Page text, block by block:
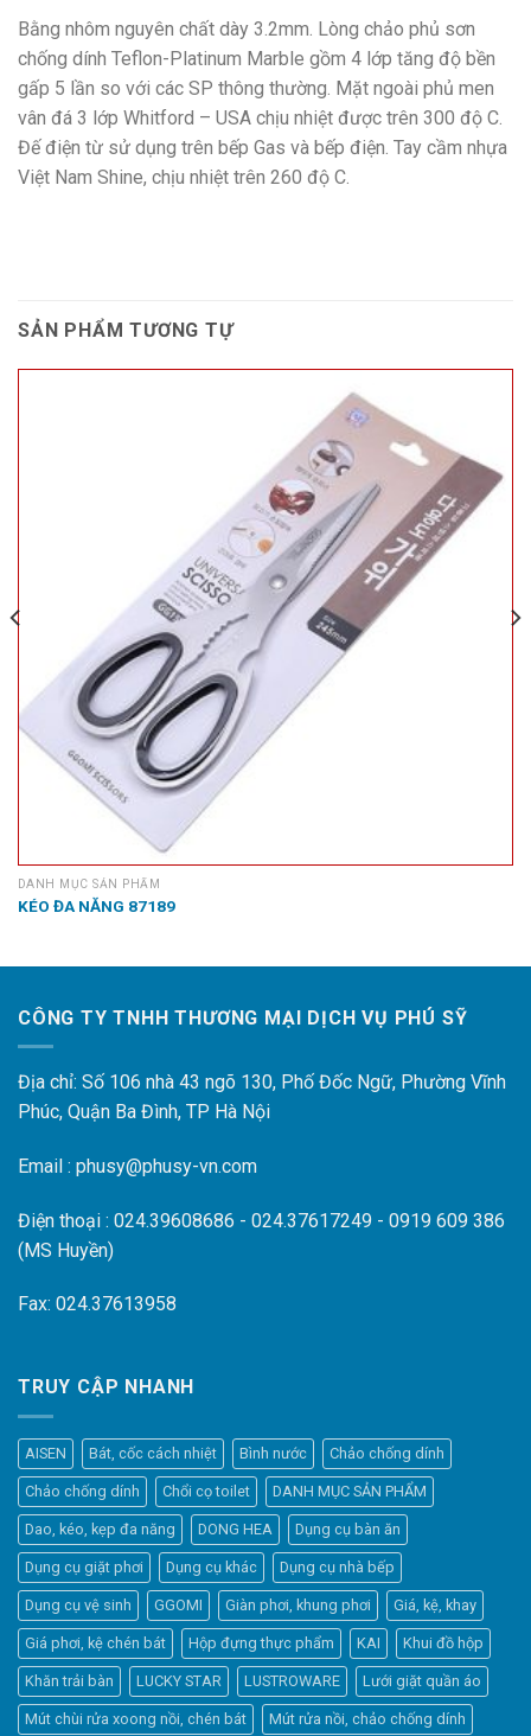
Bằng nhôm nguyên chất dày 3.2mm. Lòng chảo phủ sơn
chống dính Teflon-Platinum Marble gồm 4 lớp tăng độ bền
gấp 5 lần so với các SP thông thường. Mặt ngoài phủ men
vân đá 3 lớp Whitford – USA chịu nhiệt được trên 300 độ C.
Đế điện từ sử dụng trên bếp Gas và bếp điện. Tay cầm nhựa
Việt Nam Shine, chịu nhiệt trên 260 độ C.
SẢN PHẨM TƯƠNG TỰ
DANH MỤC SẢN PHẨM
KÉO ĐA NĂNG 87189
CÔNG TY TNHH THƯƠNG MẠI DỊCH VỤ PHÚ SỸ
Địa chỉ: Số 106 nhà 43 ngõ 130, Phố Đốc Ngữ, Phường Vĩnh
Phúc, Quận Ba Đình, TP Hà Nội
Email : phusy@phusy-vn.com
Điện thoại : 024.39608686 - 024.37617249 - 0919 609 386
(MS Huyền)
Fax: 024.37613958
TRUY CẬP NHANH
AISEN Bát, cốc cách nhiệt Bình nước Chảo chống dính
Chảo chống dính Chổi cọ toilet DANH MỤC SẢN PHẨM
Dao, kéo, kẹp đa năng DONG HEA Dụng cụ bàn ăn
Dụng cụ giặt phơi Dụng cụ khác Dụng cụ nhà bếp
Dụng cụ vệ sinh GGOMI Giàn phơi, khung phơi Giá, kệ, khay
Giá phơi, kệ chén bát Hộp đựng thực phẩm KAI Khui đồ hộp
Khăn trải bàn LUCKY STAR LUSTROWARE Lưới giặt quần áo
Mút chùi rửa xoong nồi, chén bát Mút rửa nồi, chảo chống dính
Elfsight